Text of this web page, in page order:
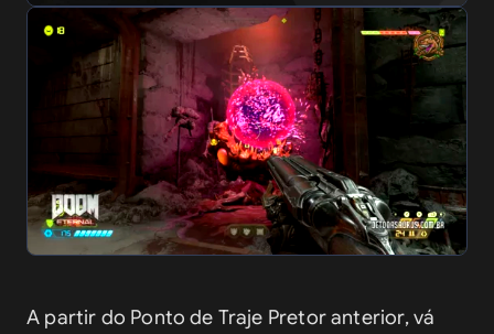
A partir do Ponto de Traje Pretor anterior, vá